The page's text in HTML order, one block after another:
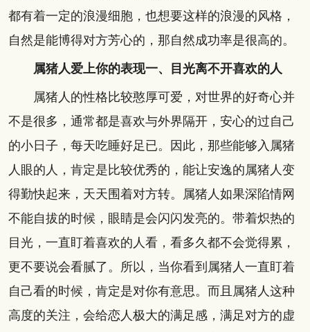
都有着一定的浪漫细胞，也想要这样的浪漫的风格，
自然是能博得对方芳心的，那自然成功率是很高的。
属猪人爱上你的表现一、目光离不开喜欢的人
属猪人的性格比较憨厚可爱，对世界的好奇心并
不是很多，通常都是喜欢与外界隔开，安心的过自己
的小日子，每天吃睡好足已。因此，那些能够入属猪
人眼的人，肯定是比较优秀的，能让安逸的属猪人变
得勤快起来，天天围着对方转。属猪人如果深陷情网
不能自拔的时候，眼睛是会闪闪发亮的。带着炽热的
目光，一直盯着喜欢的人看，看多久都不会觉得累，
更不要说会看腻了。所以，当你看到属猪人一直盯着
自己看的时候，肯定是对你有意思。而且属猪人这种
高度的关注，会给恋人极大的满足感，满足对方的虚